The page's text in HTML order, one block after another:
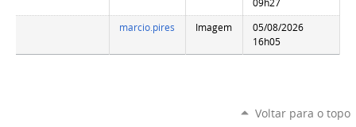
09h27
marcio.pires
Imagem
05/08/2026
16h05
Voltar para o topo